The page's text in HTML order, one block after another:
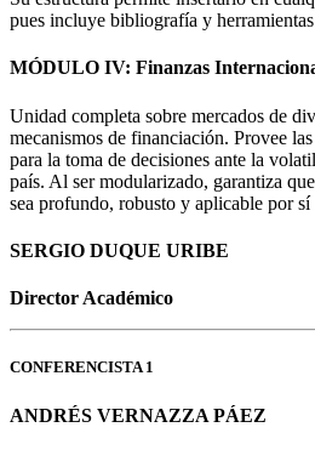
pues incluye bibliografía y
MÓDULO IV: Finanzas
Unidad completa sobre mercados de
mecanismos de financiación. Provee
para la toma de decisiones ante la
país. Al ser modularizado, garantiza
sea profundo, robusto y aplicable por sí
SERGIO DUQUE URIBE
Director Académico
CONFERENCISTA 1
ANDRÉS VERNAZZA PÁEZ